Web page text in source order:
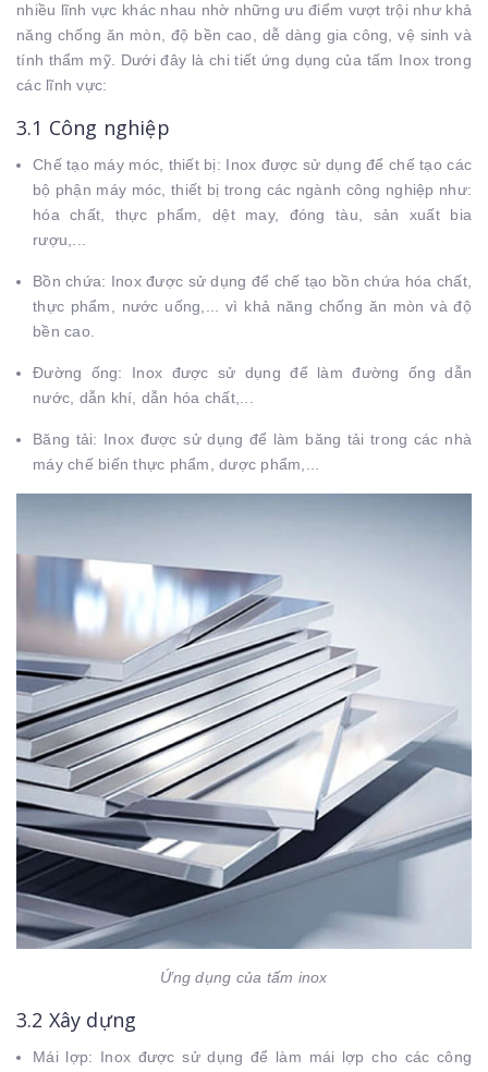
nhiều lĩnh vực khác nhau nhờ những ưu điểm vượt trội như khả
năng chống ăn mòn, độ bền cao, dễ dàng gia công, vệ sinh và
tính thẩm mỹ. Dưới đây là chi tiết ứng dụng của tấm Inox trong
các lĩnh vực:
3.1 Công nghiệp
Chế tạo máy móc, thiết bị: Inox được sử dụng để chế tạo các
bộ phận máy móc, thiết bị trong các ngành công nghiệp như:
hóa chất, thực phẩm, dệt may, đóng tàu, sản xuất bia
rượu,...
Bồn chứa: Inox được sử dụng để chế tạo bồn chứa hóa chất,
thực phẩm, nước uống,... vì khả năng chống ăn mòn và độ
bền cao.
Đường ống: Inox được sử dụng để làm đường ống dẫn
nước, dẫn khí, dẫn hóa chất,...
Băng tải: Inox được sử dụng để làm băng tải trong các nhà
máy chế biến thực phẩm, dược phẩm,...
Ứng dụng của tấm inox
3.2 Xây dựng
Mái lợp: Inox được sử dụng để làm mái lợp cho các công